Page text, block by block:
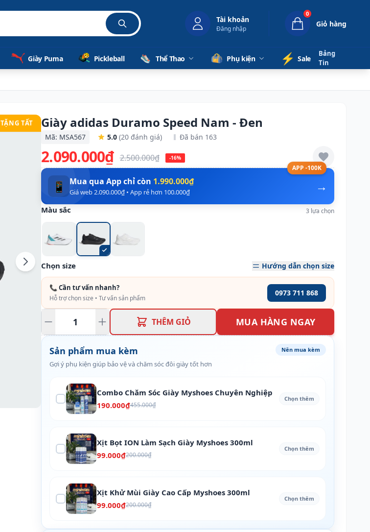
Tài khoản
Đăng nhập
0
Giỏ hàng
Giày Puma Pickleball Thể Thao Phụ kiện ⚡️ Sale
Bảng
Tin
TẶNG TẤT Giày adidas Duramo Speed Nam - Đen
Mã: MSA567 5.0 (20 đánh giá) Đã bán 163
2.090.000₫ 2.500.000₫ -16%
APP -100K
→
📱 Mua qua App chỉ còn 1.990.000₫
Giá web 2.090.000₫ • App rẻ hơn 100.000₫
Màu sắc 3 lựa chọn
Chọn size Hướng dẫn chọn size
📞 Cần tư vấn nhanh?
Hỗ trợ chọn size • Tư vấn sản phẩm
0973 711 868
THÊM GIỎ MUA HÀNG NGAY
Sản phẩm mua kèm
Gợi ý phụ kiện giúp bảo vệ và chăm sóc đôi giày tốt hơn
Nên mua kèm
Combo Chăm Sóc Giày Myshoes Chuyên Nghiệp
190.000₫455.000₫
Chọn thêm
Xịt Bọt ION Làm Sạch Giày Myshoes 300ml
99.000₫200.000₫
Chọn thêm
Xịt Khử Mùi Giày Cao Cấp Myshoes 300ml
99.000₫200.000₫
Chọn thêm